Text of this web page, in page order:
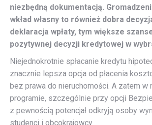
niezbędną dokumentacją.
wkład własny to również dobra
deklaracja wpłaty, tym większe
pozytywnej decyzji kredytowej w
Niejednokrotnie spłacanie kredytu
znacznie lepsza opcja od płacenia
bez prawa do nieruchomości. A zatem w
programie, szczególnie przy opcji
z pewnością potencjał odkryją osoby
studenci i obcokrajowcy.